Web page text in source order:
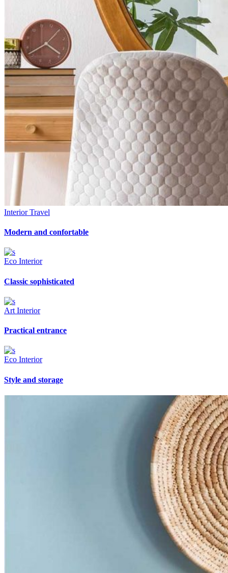
InteriorTravel
Modern and confortable
Eco Interior
Classic sophisticated
Art Interior
Practical entrance
Eco Interior
Style and storage